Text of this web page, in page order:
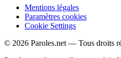
Mentions légales
Paramètres cookies
Cookie Settings
© 2026 Paroles.net — Tous droits